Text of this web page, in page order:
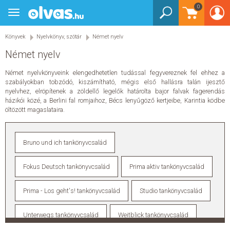
0
Toggle
navigation
Könyvek Nyelvkönyv, szótár Német nyelv
Német nyelv
Német nyelvkönyveink elengedhetetlen tudással fegyvereznek fel ehhez a
szabályokban tobzódó, kiszámítható, mégis első hallásra talán ijesztő
nyelvhez, elröpítenek a zöldellő legelők határolta bajor falvak fagerendás
házikói közé, a Berlini fal romjaihoz, Bécs lenyűgöző kertjeibe, Karintia ködbe
öltözött magaslataira.
Bruno und ich tankönyvcsalád
Fokus Deutsch tankönyvcsalád Prima aktiv tankönyvcsalád
Prima - Los geht's! tankönyvcsalád Studio tankönyvcsalád
Unterwegs tankönyvcsalád Weitblick tankönyvcsalád
Könyvek
Könyvek
Gyermek és ifjúsági
3-5 éves
Barátság
Akció, kaland, nyomozás
Mesekönyv
6-8 éves
6-8 éves
Barátság
Mesekönyv
9-12 éves
9-12 éves
Akció, kaland, nyomozás
Humor, képregény
Sci-fi, disztópia, mystery
Mesekönyv
Foglalkoztatók
Foglalkoztatók
Gyerekeknek